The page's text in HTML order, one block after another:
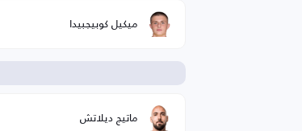
ميكيل كوبيجبيدا
ماتيج ديلاتش